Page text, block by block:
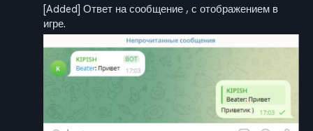
[Added] Ответ на сообщение , с отображением в
игре.